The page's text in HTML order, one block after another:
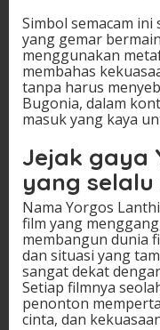
Simbol semacam
yang gemar
menggunakan
membahas
tanpa harus
Bugonia, dalam
masuk yang kaya
Jejak gaya
yang
Nama Yorgos
film yang
membangun dunia
dan situasi yang
sangat dekat
Setiap filmnya
penonton
cinta, dan